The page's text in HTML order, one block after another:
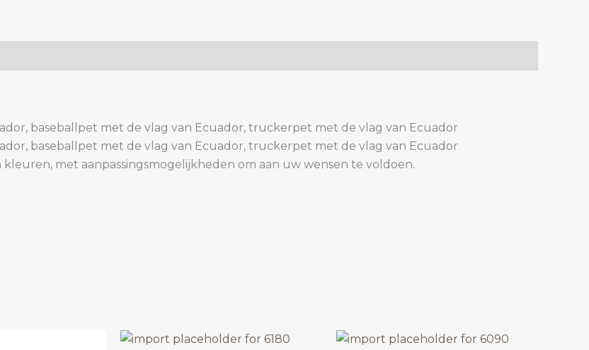
baseballpet met de vlag van Ecuador, truckerpet met de vlag van Ecuador
baseballpet met de vlag van Ecuador, truckerpet met de vlag van Ecuador
met aanpassingsmogelijkheden om aan uw wensen te voldoen.